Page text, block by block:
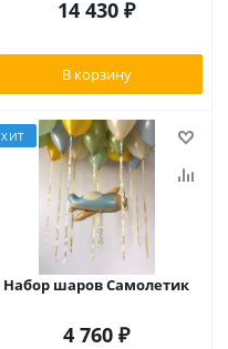
14 430 ₽
В корзину
ХИТ
Набор шаров Самолетик
4 760 ₽